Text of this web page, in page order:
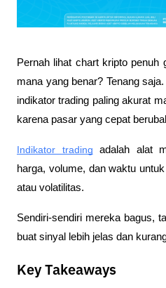
Pernah lihat chart kripto penuh
mana yang benar? Tenang
indikator trading paling akurat
karena pasar yang cepat
Indikator trading adalah alat
harga, volume, dan waktu
atau volatilitas.
Sendiri-sendiri mereka bagus,
buat sinyal lebih jelas dan
Key Takeaways